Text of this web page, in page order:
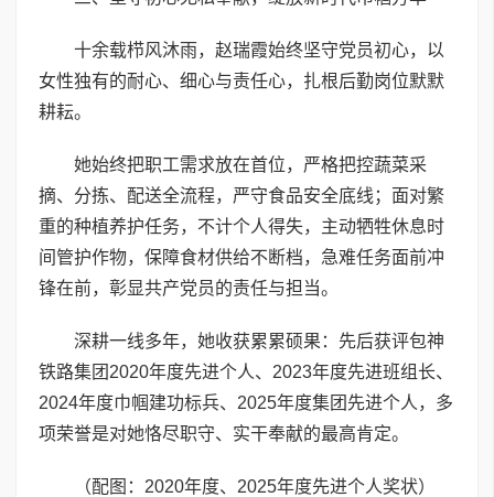
十余载栉风沐雨，赵瑞霞始终坚守党员初心，以
女性独有的耐心、细心与责任心，扎根后勤岗位默默
耕耘。
她始终把职工需求放在首位，严格把控蔬菜采
摘、分拣、配送全流程，严守食品安全底线；面对繁
重的种植养护任务，不计个人得失，主动牺牲休息时
间管护作物，保障食材供给不断档，急难任务面前冲
锋在前，彰显共产党员的责任与担当。
深耕一线多年，她收获累累硕果：先后获评包神
铁路集团2020年度先进个人、2023年度先进班组长、
2024年度巾帼建功标兵、2025年度集团先进个人，多
项荣誉是对她恪尽职守、实干奉献的最高肯定。
（配图：2020年度、2025年度先进个人奖状）